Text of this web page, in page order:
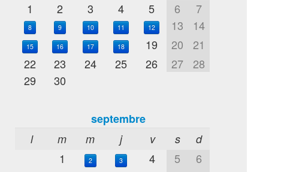
1 2 3 4 5 6 7
8 9 10 11 12 13 14
15 16 17 18 19 20
21
22
23 24 25 26 27
28
29
30
septembre
l m m j v s d
1 2 3 4 5 6